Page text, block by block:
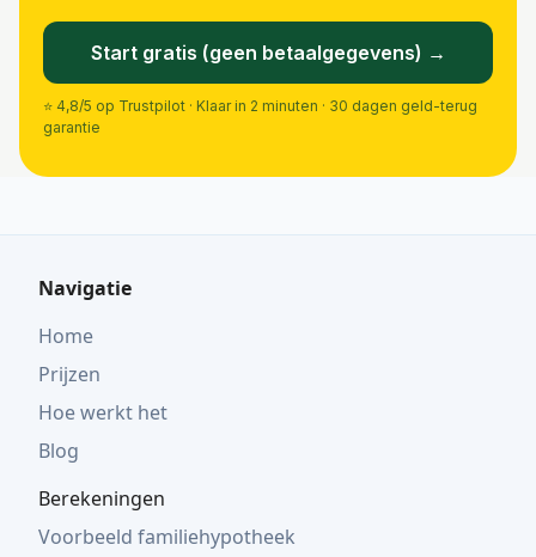
Start gratis (geen betaalgegevens) →
⭐ 4,8/5 op Trustpilot · Klaar in 2 minuten · 30 dagen geld-terug
garantie
Navigatie
Home
Prijzen
Hoe werkt het
Blog
Berekeningen
Voorbeeld familiehypotheek